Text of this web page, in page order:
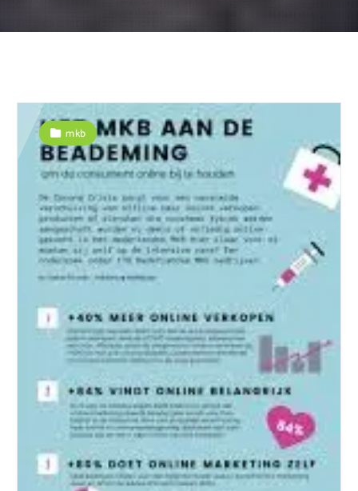
mkb